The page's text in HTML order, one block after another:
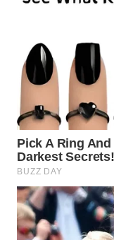
KARAWANG
WN
BEKASI
BOGOR
WN
DEPOK
WN
TAPANULI
UTARA